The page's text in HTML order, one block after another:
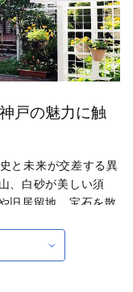
戸の魅力に触
と未来が交差する異
、白砂が美しい須
旧居留地、宝石を散
フをはじめ、洋菓
ての顔も。常にその